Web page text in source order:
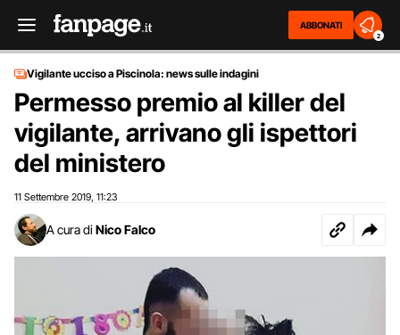
ABBONATI
2
Vigilante ucciso a Piscinola: news sulle indagini
Permesso premio al killer del
vigilante, arrivano gli ispettori
del ministero
11 Settembre 2019 11:23
A cura di Nico Falco